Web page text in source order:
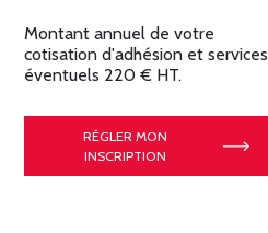
Montant annuel de votre
cotisation d'adhésion et services
éventuels 220 € HT.
RÉGLER MON
INSCRIPTION